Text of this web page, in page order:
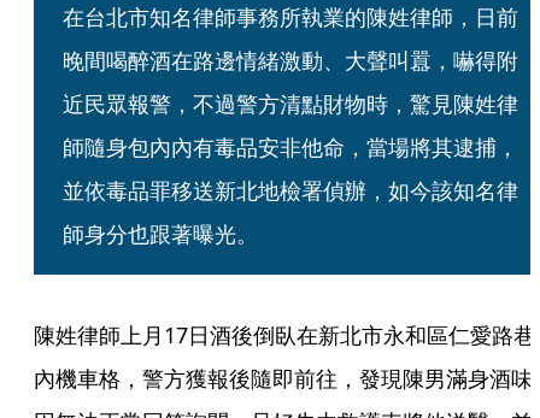
在台北市知名律師事務所執業的陳姓律師，日前
晚間喝醉酒在路邊情緒激動、大聲叫囂，嚇得附
近民眾報警，不過警方清點財物時，驚見陳姓律
師隨身包內內有毒品安非他命，當場將其逮捕，
並依毒品罪移送新北地檢署偵辦，如今該知名律
師身分也跟著曝光。
陳姓律師上月17日酒後倒臥在新北市永和區仁愛路巷
內機車格，警方獲報後隨即前往，發現陳男滿身酒味